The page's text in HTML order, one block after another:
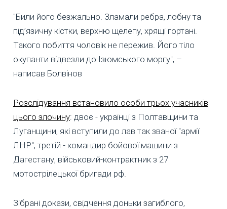
"Били його безжально. Зламали ребра, лобну та
під’язичну кістки, верхню щелепу, хрящі гортані.
Такого побиття чоловік не пережив. Його тіло
окупанти відвезли до Ізюмського моргу", –
написав Болвінов
Розслідування встановило особи трьох учасників
цього злочину: двоє - українці з Полтавщини та
Луганщини, які вступили до лав так званої "армії
ЛНР", третій - командир бойової машини з
Дагестану, військовий-контрактник з 27
мотострілецької бригади рф.
Зібрані докази, свідчення доньки загиблого,